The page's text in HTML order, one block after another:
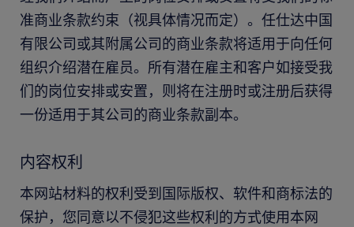
准商业条款约束（视具体情况而定）。任仕达中国
有限公司或其附属公司的商业条款将适用于向任何
组织介绍潜在雇员。所有潜在雇主和客户如接受我
们的岗位安排或安置，则将在注册时或注册后获得
一份适用于其公司的商业条款副本。
内容权利
本网站材料的权利受到国际版权、软件和商标法的
保护，您同意以不侵犯这些权利的方式使用本网